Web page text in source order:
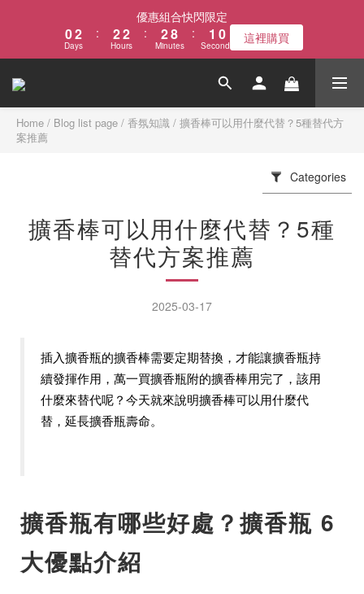
優惠組合快閃限定
02
1
Days
:
2
1
2
1
Hours
:
3
2
1
9
8
7
4
3
Minutes
:
1
0 9
8
6
5
4
Seconds 這裡購買
Home / Blog list page / 香氛知識 / 擴香棒可以用什麼代替？5種替代方
案推薦
Categories
擴香棒可以用什麼代替？5種
替代方案推薦
2025-03-17
插入擴香瓶的擴香棒需要定期替換，才能讓擴香瓶持
續發揮作用，萬一買擴香瓶附的擴香棒用完了，該用
什麼來替代呢？今天就來說明擴香棒可以用什麼代
替，延長擴香瓶壽命。
擴香瓶有哪些好處？擴香瓶 6
大優點介紹